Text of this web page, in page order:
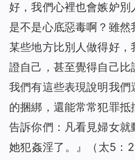
好，我們心裡也會嫉妒
是不是心底惡毒啊？雖
某些地方比別人做得好
證自己，甚至覺得自己比
我們有這些表現說明我
的捆綁，還能常常犯罪抵
告訴你們：凡看見婦女
她犯姦淫了。
』（太5：